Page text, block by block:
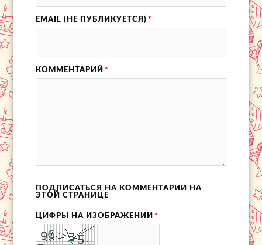
EMAIL (НЕ ПУБЛИКУЕТСЯ) *
КОММЕНТАРИЙ *
ПОДПИСАТЬСЯ НА КОММЕНТАРИИ НА
ЭТОЙ СТРАНИЦЕ
ЦИФРЫ НА ИЗОБРАЖЕНИИ *